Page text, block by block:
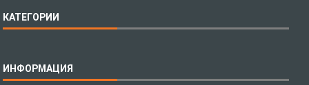
КАТЕГОРИИ
Бебешки спални комплекти
ИНФОРМАЦИЯ